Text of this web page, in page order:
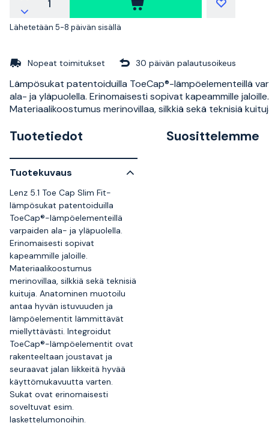
Lähetetään 5-8 päivän sisällä
Nopeat toimitukset 30 päivän palautusoikeus
Lämpösukat patentoiduilla ToeCap®-lämpöelementeillä
ala- ja yläpuolella. Erinomaisesti sopivat kapeammille jaloille.
Materiaalikoostumus merinovillaa, silkkiä sekä teknisiä
Tuotetiedot
Tuotekuvaus
Lenz 5.1 Toe Cap Slim Fit-
lämpösukat patentoiduilla
ToeCap®-lämpöelementeillä
varpaiden ala- ja yläpuolella.
Erinomaisesti sopivat
kapeammille jaloille.
Materiaalikoostumus
merinovillaa, silkkiä sekä teknisiä
kuituja. Anatominen muotoilu
antaa hyvän istuvuuden ja
lämpöelementit lämmittävät
miellyttävästi. Integroidut
ToeCap®-lämpöelementit ovat
rakenteeltaan joustavat ja
seuraavat jalan liikkeitä hyvää
käyttömukavuutta varten.
Sukat ovat erinomaisesti
soveltuvat esim.
laskettelumonoihin.
Suosittelemme